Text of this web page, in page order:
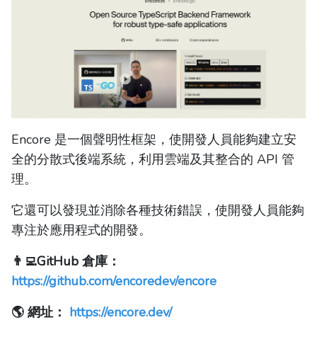
Encore 是一個聲明性框架，使開發人員能夠建立安
全的分散式後端系統，利用雲端及其整合的 API 管
理。
它還可以發現並消除各種技術錯誤，使開發人員能夠
專注於應用程式的開發。
👨‍💻GitHub 倉庫：
https://github.com/encoredev/encore
🌎 網址： https://encore.dev/